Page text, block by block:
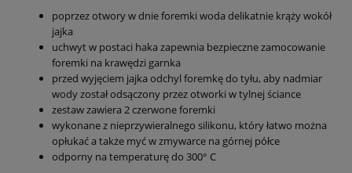
poprzez otwory w dnie foremki woda delikatnie krąży wokół
jajka
uchwyt w postaci haka zapewnia bezpieczne zamocowanie
foremki na krawędzi garnka
przed wyjęciem jajka odchyl foremkę do tyłu, aby nadmiar
wody został odsączony przez otworki w tylnej ściance
zestaw zawiera 2 czerwone foremki
wykonane z nieprzywieralnego silikonu, który łatwo można
opłukać a także myć w zmywarce na górnej półce
odporny na temperaturę do 300° C